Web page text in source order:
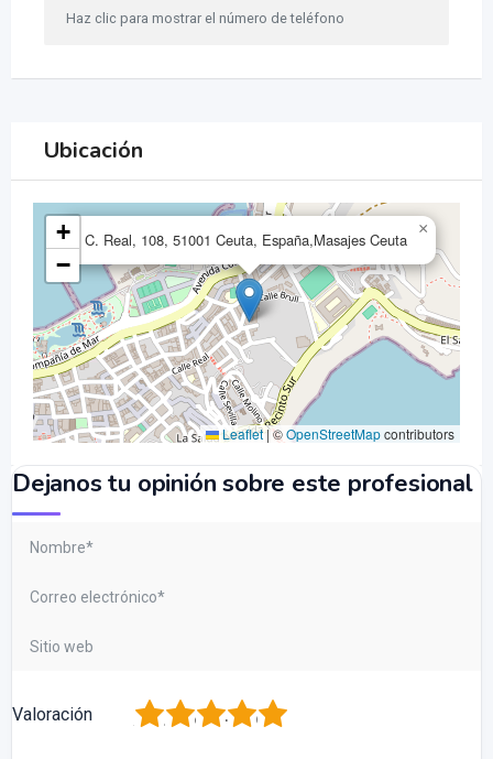
Haz clic para mostrar el número de teléfono
Ubicación
C. Real, 108, 51001 Ceuta, España,Masajes Ceuta
×
+
−
Leaflet|©OpenStreetMapcontributors
Dejanos tu opinión sobre este profesional
Valoración 5
4
3
2